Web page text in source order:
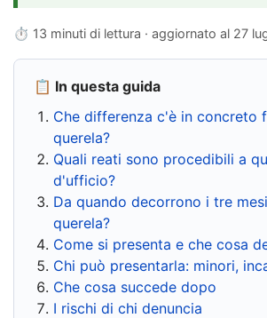
⏱ 13 minuti di lettura · aggiornato al 27
📋 In questa guida
Che differenza c'è in concreto
querela?
Quali reati sono procedibili a
d'ufficio?
Da quando decorrono i tre
querela?
Come si presenta e che cosa
Chi può presentarla: minori,
Che cosa succede dopo
I rischi di chi denuncia